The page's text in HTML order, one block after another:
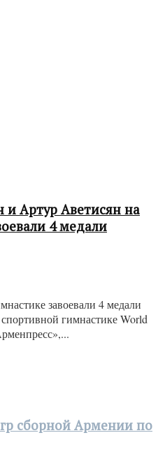
и Артур Аветисян на
4 медали
завоевали 4 медали
гимнастике World
сборной Армении по